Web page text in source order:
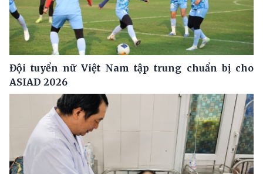
Đội tuyển nữ Việt Nam tập trung chuẩn bị cho
ASIAD 2026